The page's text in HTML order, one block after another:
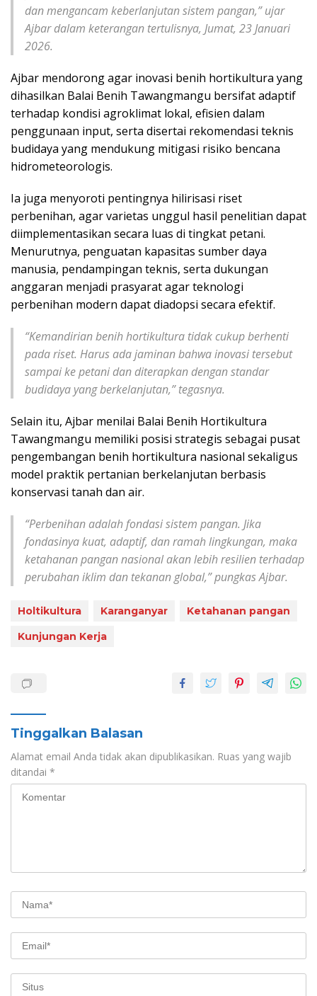
dan mengancam keberlanjutan sistem pangan,” ujar
Ajbar dalam keterangan tertulisnya, Jumat, 23 Januari
2026.
Ajbar mendorong agar inovasi benih hortikultura yang
dihasilkan Balai Benih Tawangmangu bersifat adaptif
terhadap kondisi agroklimat lokal, efisien dalam
penggunaan input, serta disertai rekomendasi teknis
budidaya yang mendukung mitigasi risiko bencana
hidrometeorologis.
Ia juga menyoroti pentingnya hilirisasi riset
perbenihan, agar varietas unggul hasil penelitian dapat
diimplementasikan secara luas di tingkat petani.
Menurutnya, penguatan kapasitas sumber daya
manusia, pendampingan teknis, serta dukungan
anggaran menjadi prasyarat agar teknologi
perbenihan modern dapat diadopsi secara efektif.
“Kemandirian benih hortikultura tidak cukup berhenti
pada riset. Harus ada jaminan bahwa inovasi tersebut
sampai ke petani dan diterapkan dengan standar
budidaya yang berkelanjutan,” tegasnya.
Selain itu, Ajbar menilai Balai Benih Hortikultura
Tawangmangu memiliki posisi strategis sebagai pusat
pengembangan benih hortikultura nasional sekaligus
model praktik pertanian berkelanjutan berbasis
konservasi tanah dan air.
“Perbenihan adalah fondasi sistem pangan. Jika
fondasinya kuat, adaptif, dan ramah lingkungan, maka
ketahanan pangan nasional akan lebih resilien terhadap
perubahan iklim dan tekanan global,” pungkas Ajbar.
Holtikultura Karanganyar
Ketahanan pangan
Kunjungan Kerja
Tinggalkan Balasan
Alamat email Anda tidak akan dipublikasikan. Ruas yang wajib
ditandai *